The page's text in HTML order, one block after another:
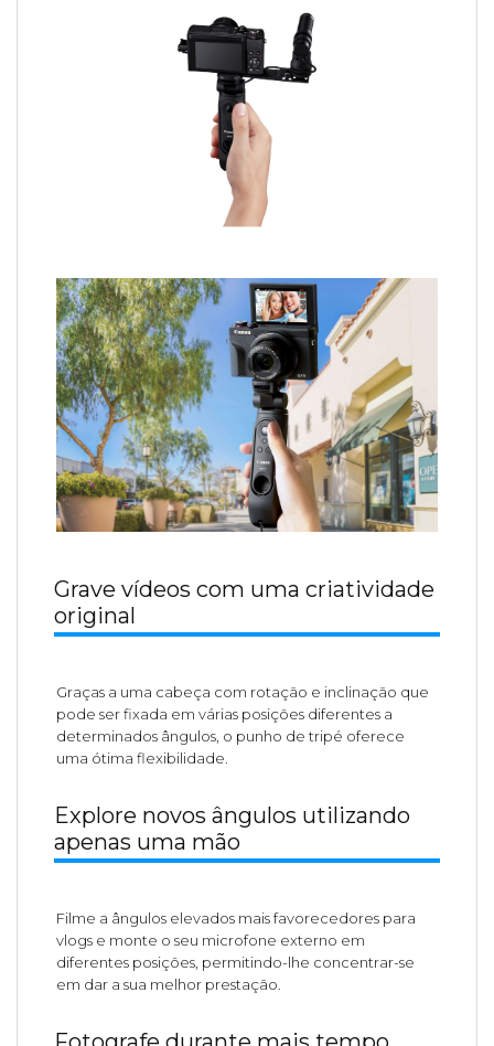
Grave vídeos com uma criatividade
original
Graças a uma cabeça com rotação e inclinação que
pode ser fixada em várias posições diferentes a
determinados ângulos, o punho de tripé oferece
uma ótima flexibilidade.
Explore novos ângulos utilizando
apenas uma mão
Filme a ângulos elevados mais favorecedores para
vlogs e monte o seu microfone externo em
diferentes posições, permitindo-lhe concentrar-se
em dar a sua melhor prestação.